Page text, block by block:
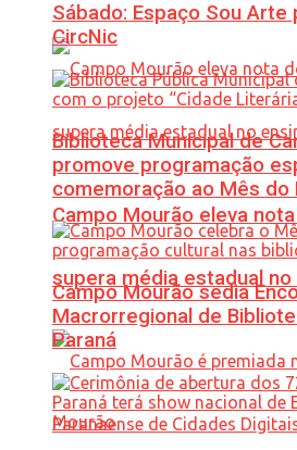
Campo Mourão eleva
supera média estadual
Sábado: Espaço Sou Arte
CircNic
Biblioteca Municipal de
promove programação
comemoração ao Mês do
Campo Mourão sedia
Macrorregional de
Paraná